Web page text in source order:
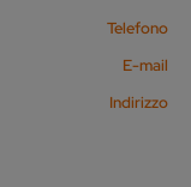
Telefono
E-mail
Indirizzo